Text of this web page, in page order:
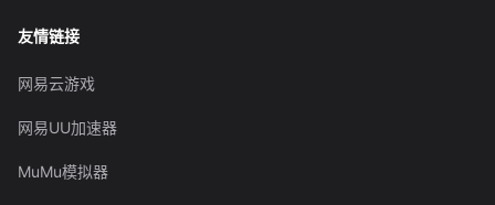
友情链接
网易云游戏
网易UU加速器
MuMu模拟器